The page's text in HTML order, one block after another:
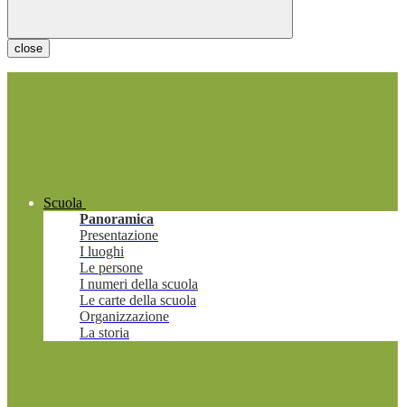
close
Scuola
Panoramica
Presentazione
I luoghi
Le persone
I numeri della scuola
Le carte della scuola
Organizzazione
La storia